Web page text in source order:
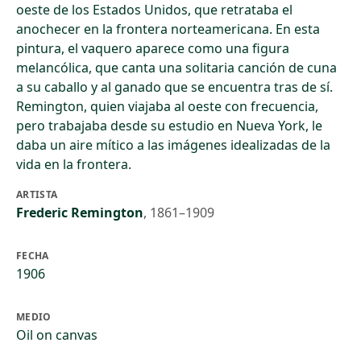
oeste de los Estados Unidos, que retrataba el
anochecer en la frontera norteamericana. En esta
pintura, el vaquero aparece como una figura
melancólica, que canta una solitaria canción de cuna
a su caballo y al ganado que se encuentra tras de sí.
Remington, quien viajaba al oeste con frecuencia,
pero trabajaba desde su estudio en Nueva York, le
daba un aire mítico a las imágenes idealizadas de la
vida en la frontera.
ARTISTA
Frederic Remington, 1861–1909
FECHA
1906
MEDIO
Oil on canvas